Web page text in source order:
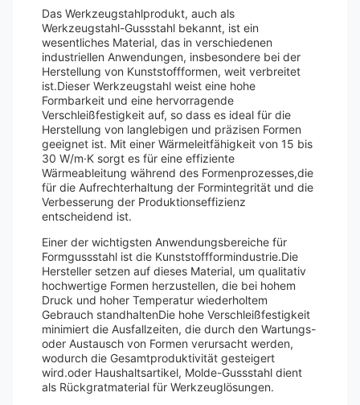
Das Werkzeugstahlprodukt, auch als
Werkzeugstahl-Gussstahl bekannt, ist ein
wesentliches Material, das in verschiedenen
industriellen Anwendungen, insbesondere bei der
Herstellung von Kunststoffformen, weit verbreitet
ist.Dieser Werkzeugstahl weist eine hohe
Formbarkeit und eine hervorragende
Verschleißfestigkeit auf, so dass es ideal für die
Herstellung von langlebigen und präzisen Formen
geeignet ist. Mit einer Wärmeleitfähigkeit von 15 bis
30 W/m·K sorgt es für eine effiziente
Wärmeableitung während des Formenprozesses,die
für die Aufrechterhaltung der Formintegrität und die
Verbesserung der Produktionseffizienz
entscheidend ist.
Einer der wichtigsten Anwendungsbereiche für
Formgussstahl ist die Kunststoffformindustrie.Die
Hersteller setzen auf dieses Material, um qualitativ
hochwertige Formen herzustellen, die bei hohem
Druck und hoher Temperatur wiederholtem
Gebrauch standhaltenDie hohe Verschleißfestigkeit
minimiert die Ausfallzeiten, die durch den Wartungs-
oder Austausch von Formen verursacht werden,
wodurch die Gesamtproduktivität gesteigert
wird.oder Haushaltsartikel, Molde-Gussstahl dient
als Rückgratmaterial für Werkzeuglösungen.